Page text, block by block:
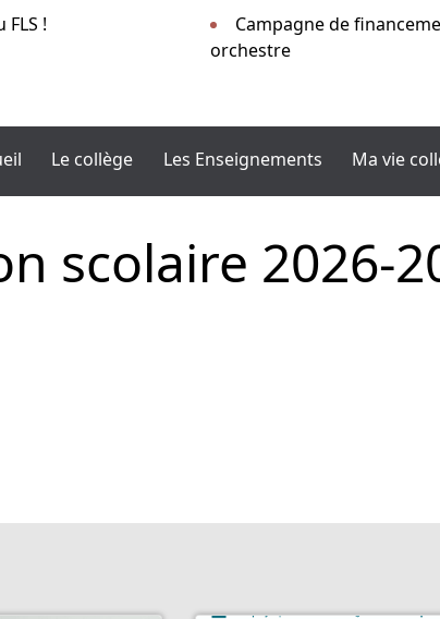
!
Campagne de
orchestre
Le collège Les Enseignements Ma vie
scolaire 2026-